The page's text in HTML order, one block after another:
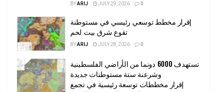
BYARIJ JULY 29, 2026 0
إقرار مخطط توسعي رئيسي في مستوطنة
تقوع شرق بيت لحم
BYARIJ JULY 28, 2026 0
تستهدف 6000 دونما من الأراضي الفلسطينية
وشرعنة ستة مستوطنات جديدة
إقرار مخططات توسعة رئيسية في تجمع